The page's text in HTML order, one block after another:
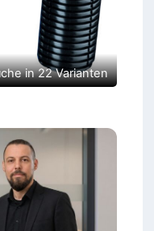
in 22 Varianten